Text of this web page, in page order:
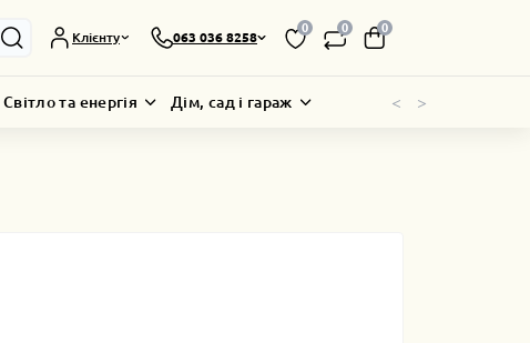
Клієнту 063 036 8258
0 0 0
Світло та енергія Дім, сад і гараж < >